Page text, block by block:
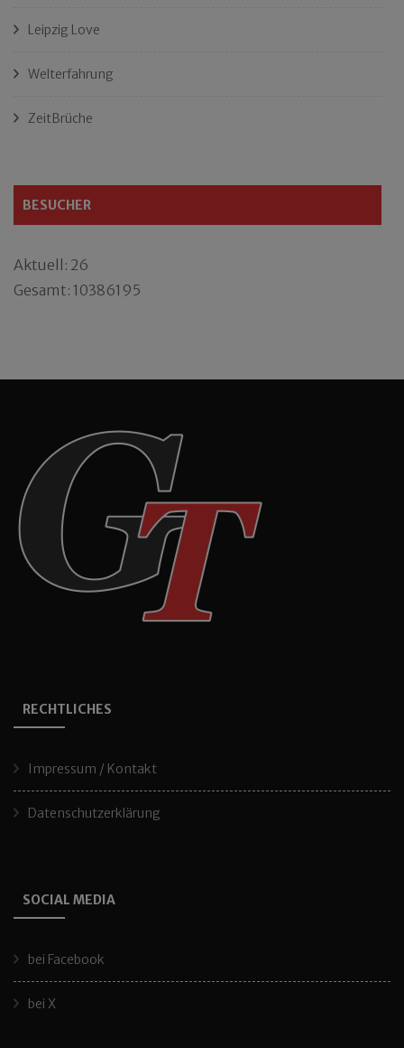
Leipzig Love
Welterfahrung
ZeitBrüche
BESUCHER
Aktuell: 26
Gesamt: 10386195
RECHTLICHES
Impressum / Kontakt
Datenschutzerklärung
SOCIAL MEDIA
bei Facebook
bei X